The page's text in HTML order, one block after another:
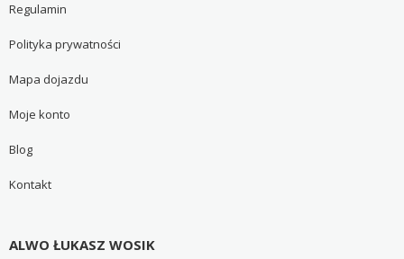
Regulamin
Polityka prywatności
Mapa dojazdu
Moje konto
Blog
Kontakt
ALWO ŁUKASZ WOSIK